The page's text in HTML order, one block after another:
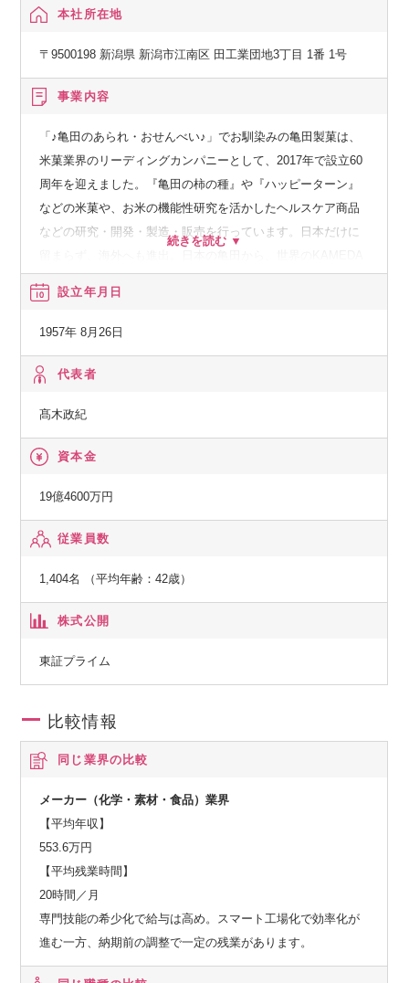
本社所在地
〒9500198 新潟県 新潟市江南区 田工業団地3丁目 1番 1号
事業内容
「♪亀田のあられ・おせんべい♪」でお馴染みの亀田製菓は、
米菓業界のリーディングカンパニーとして、2017年で設立60
周年を迎えました。『亀田の柿の種』や『ハッピーターン』
などの米菓や、お米の機能性研究を活かしたヘルスケア商品
などの研究・開発・製造・販売を行っています。日本だけに
設立年月日
1957年 8月26日
代表者
髙木政紀
資本金
19億4600万円
従業員数
1,404名 （平均年齢：42歳）
株式公開
東証プライム
比較情報
同じ業界の比較
メーカー（化学・素材・食品）業界
【平均年収】
553.6万円
【平均残業時間】
20時間／月
専門技能の希少化で給与は高め。スマート工場化で効率化が
進む一方、納期前の調整で一定の残業があります。